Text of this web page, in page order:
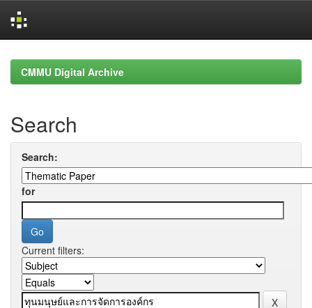
navigationCMMU Digital Archive
Search
Search:
for
Current filters: